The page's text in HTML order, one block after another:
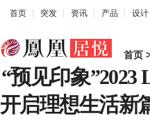
首页 突发 资讯 产品 设计
首页
“预见印象
开启理想生活新